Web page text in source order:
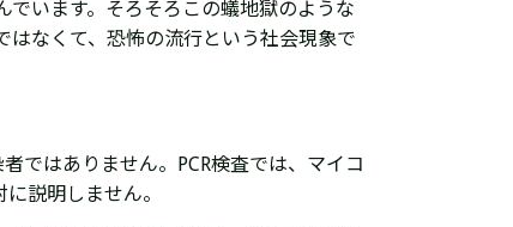
います。 そろそろこの蟻地獄のような
なくて、 恐怖の流行という社会現象で
ではありません。PCR検査では、マイコ
説明しません。